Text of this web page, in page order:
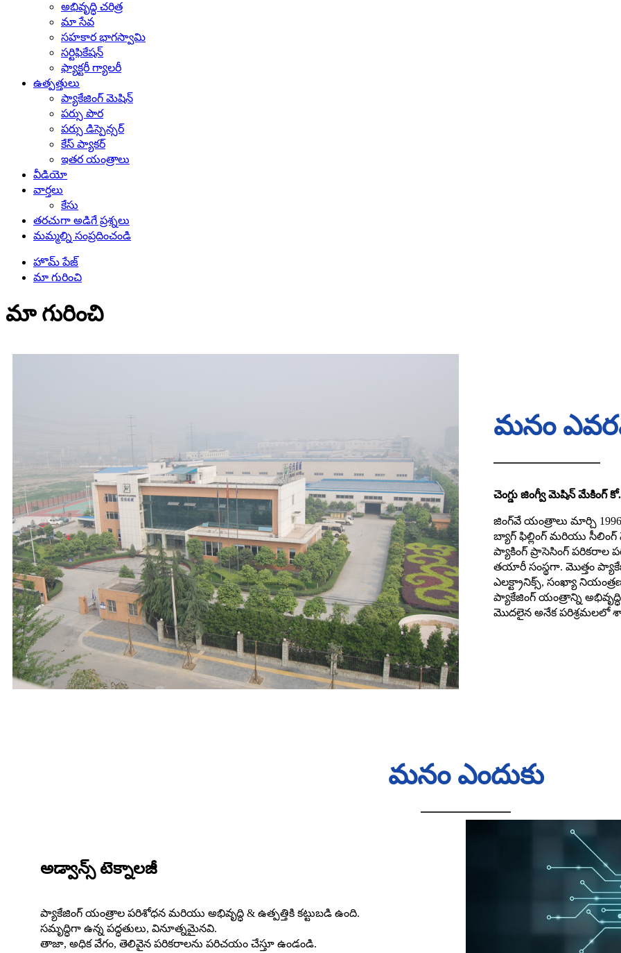
అభివృద్ధి చరిత్ర
మా సేవ
సహకార భాగస్వామి
సర్టిఫికేషన్
ఫ్యాక్టరీ గ్యాలరీ
ఉత్పత్తులు
ప్యాకేజింగ్ మెషిన్
పర్సు పొర
పర్సు డిస్పెన్సర్
కేస్ ప్యాకర్
ఇతర యంత్రాలు
వీడియో
వార్తలు
కేసు
తరచుగా అడిగే ప్రశ్నలు
మమ్మల్ని సంప్రదించండి
హొమ్ పేజ్
మా గురించి
మా గురించి
మనం
చెంగ్డు జింగ్వీ మెషిన్ మేకింగ్
జింగ్‌వే యంత్రాలు మార్చి
బ్యాగ్ ఫిల్లింగ్ మరియు
ప్యాకింగ్ ప్రాసెసింగ్ పరికరాల
తయారీ సంస్థగా. మొత్తం
ఎలక్ట్రానిక్స్, సంఖ్యా
ప్యాకేజింగ్ యంత్రాన్ని
మొదలైన అనేక పరిశ్రమలలో
మనం ఎందుకు
అడ్వాన్స్ టెక్నాలజీ
ప్యాకేజింగ్ యంత్రాల పరిశోధన మరియు అభివృద్ధి & ఉత్పత్తికి కట్టుబడి ఉంది.
సమృద్ధిగా ఉన్న పద్ధతులు, వినూత్నమైనవి.
తాజా, అధిక వేగం, తెలివైన పరికరాలను పరిచయం చేస్తూ ఉండండి.